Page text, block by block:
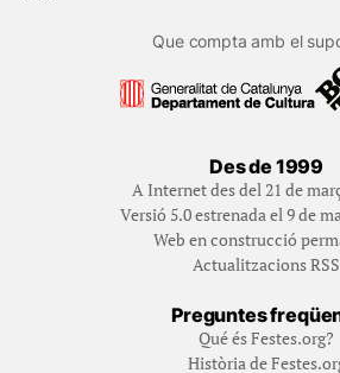
Que compta amb el
Des de 1999
A Internet des del 21 de
Versió 5.0 estrenada el 9 de
Web en construcció
Actualitzacions RSS
Preguntes
Qué és Festes.org?
Història de